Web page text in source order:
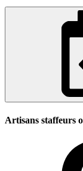
Artisans staffeurs